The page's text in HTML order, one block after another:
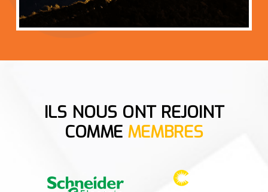
ILS NOUS ONT REJOINT
COMME MEMBRES